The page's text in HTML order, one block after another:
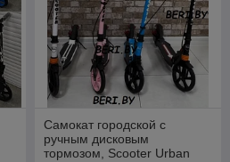
Самокат городской с
ручным дисковым
тормозом, Scooter Urban